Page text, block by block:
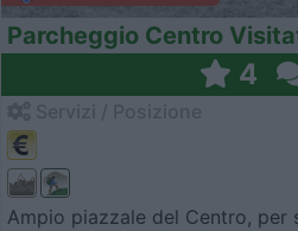
Parcheggio Centro
4
Ampio piazzale del Centro, per